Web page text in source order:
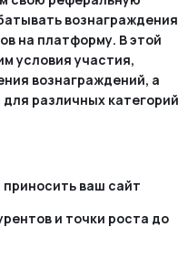
вознаграждения
на платформу. В этой
условия участия,
вознаграждений, а
различных категорий
ваш сайт
и точки роста до